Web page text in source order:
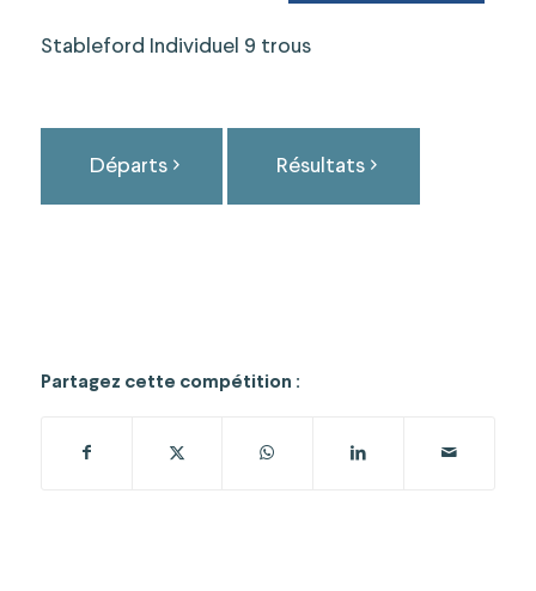
Stableford Individuel 9 trous
Départs Résultats
Partagez cette compétition :